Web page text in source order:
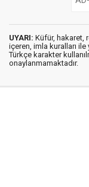
UYARI: Küfür, hakaret,
içeren, imla kuralları ile
Türkçe karakter
onaylanmamaktadır.